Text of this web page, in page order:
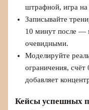
штрафной, игра на
Записывайте
10 минут после —
очевидными.
Моделируйте
ограничения,
добавляет
Кейсы успешных